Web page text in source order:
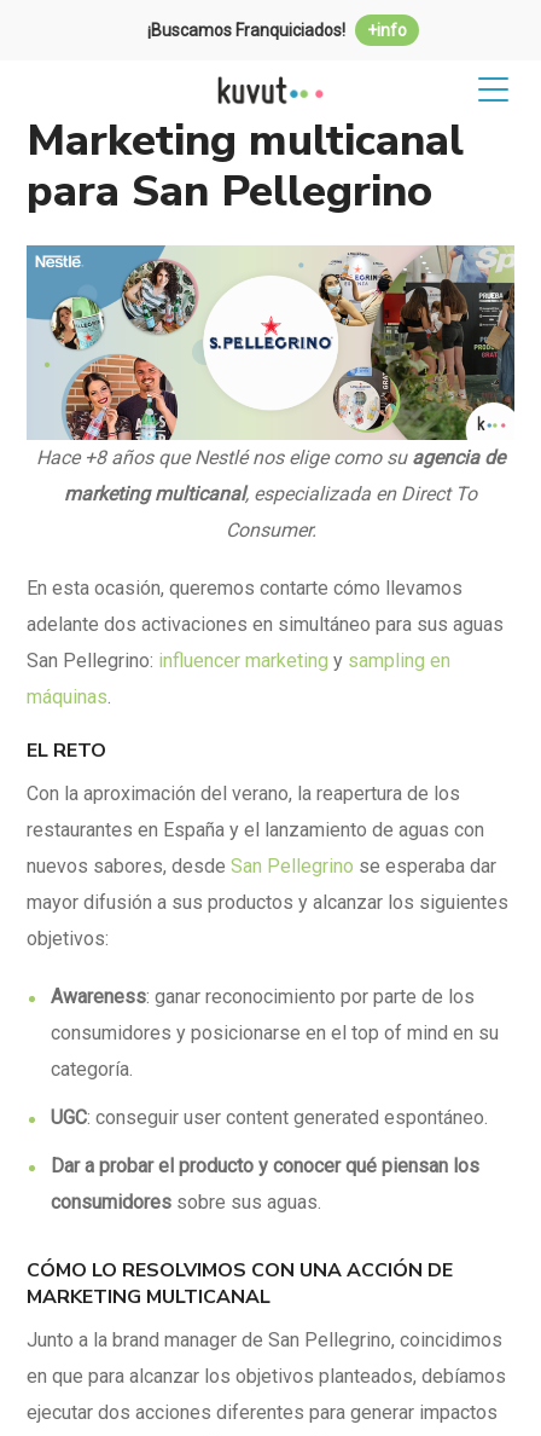
¡Buscamos Franquiciados! +info
Marketing multicanal
para San Pellegrino
Hace +8 años que Nestlé nos elige como su agencia de
marketing multicanal, especializada en Direct To
Consumer.
En esta ocasión, queremos contarte cómo llevamos
adelante dos activaciones en simultáneo para sus aguas
San Pellegrino: influencer marketing y sampling en
máquinas.
EL RETO
Con la aproximación del verano, la reapertura de los
restaurantes en España y el lanzamiento de aguas con
nuevos sabores, desdeSan Pellegrino se esperaba dar
mayor difusión a sus productos y alcanzar los siguientes
objetivos:
Awareness: ganar reconocimiento por parte de los
consumidores y posicionarse en el top of mind en su
categoría.
UGC: conseguir user content generated espontáneo.
Dar a probar el producto y conocer qué piensan los
consumidores sobre sus aguas.
CÓMO LO RESOLVIMOS CON UNA ACCIÓN DE
MARKETING MULTICANAL
Junto a la brand manager de San Pellegrino, coincidimos
en que para alcanzar los objetivos planteados, debíamos
ejecutar dos acciones diferentes para generar impactos